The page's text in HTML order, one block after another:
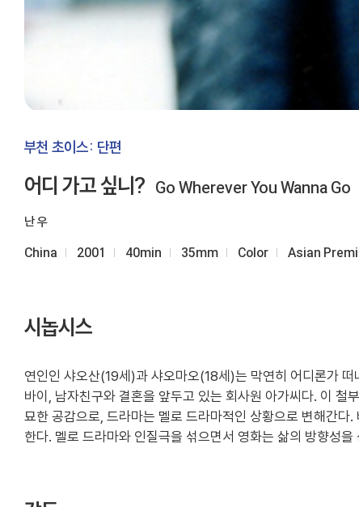
부천 초이스: 단편
어디 가고 싶니? Go Wherever You Wanna Go
난 우
China 2001 40min 35mm Color Asian
시놉시스
연인인 샤오산(19세)과 샤오마오(18세)는 막연히 어디론가
바이, 남자친구와 결혼을 앞두고 있는 회사원 아가씨다. 이 철
묘한 공감으로, 드라마는 멜로 드라마적인 상황으로 변해간
한다. 멜로 드라마와 인질극을 섞으면서 영화는 삶의 방향성